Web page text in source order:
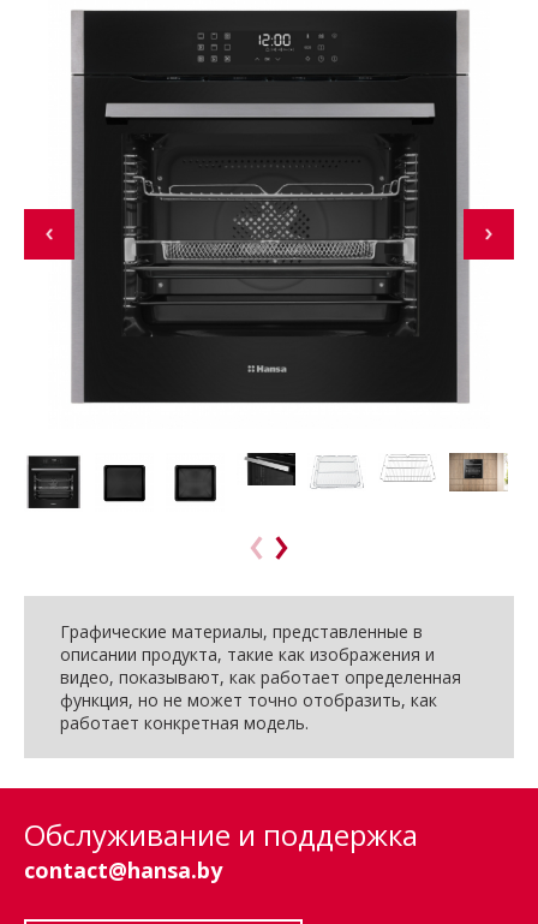
Графические материалы, представленные в
описании продукта, такие как изображения и
видео, показывают, как работает определенная
функция, но не может точно отобразить, как
работает конкретная модель.
Обслуживание и поддержка
contact@hansa.by